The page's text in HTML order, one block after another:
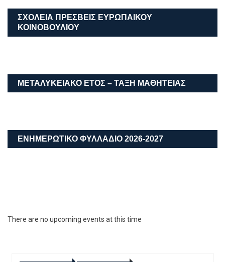
ΣΧΟΛΕΙΑ ΠΡΕΣΒΕΙΣ ΕΥΡΩΠΑΙΚΟΥ
ΚΟΙΝΟΒΟΥΛΙΟΥ
ΜΕΤΑΛΥΚΕΙΑΚΌ ΈΤΟΣ – ΤΆΞΗ ΜΑΘΗΤΕΊΑΣ
ΕΝΗΜΕΡΩΤΙΚΟ ΦΥΛΛΑΔΙΟ 2026-2027
There are no upcoming events at this time